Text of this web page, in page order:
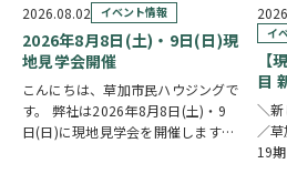
https://www.century21soka.com/st/s…
一
ン
に
2026.08.02 イベント情報
2026年8月8日(土)・9日(日)現
地見学会開催
こんにちは、草加市民ハウジングで
す。 弊社は2026年8月8日(土)・9
日(日)に現地見学会を開催します！
イ
【
目
＼
／
19